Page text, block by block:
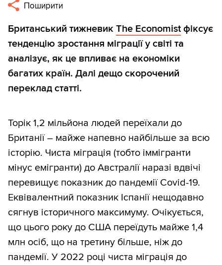
Поширити
Британський тижневик The Economist фіксує
тенденцію зростання міграції у світі та
аналізує, як це впливає на економіки
багатих країн. Далі дещо скорочений
переклад статті.
Торік 1,2 мільйона людей переїхали до
Британії – майже напевно найбільше за всю
історію. Чиста міграція (тобто іммігранти
мінус емігранти) до Австралії наразі вдвічі
перевищує показник до пандемії Covid-19.
Еквівалентний показник Іспанії нещодавно
сягнув історичного максимуму. Очікується,
що цього року до США переїдуть майже 1,4
млн осіб, що на третину більше, ніж до
пандемії. У 2022 році чиста міграція до